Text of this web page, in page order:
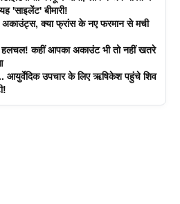
'साइलेंट' बीमारी!
अकाउंट्स, क्या फ्रांस के नए फरमान से मची
कहीं आपका अकाउंट भी तो नहीं खतरे
आयुर्वेदिक उपचार के लिए ऋषिकेश पहुंचे शिव